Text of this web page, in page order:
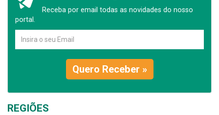
Receba por email todas as novidades do nosso
portal.
Quero Receber »
REGIÕES